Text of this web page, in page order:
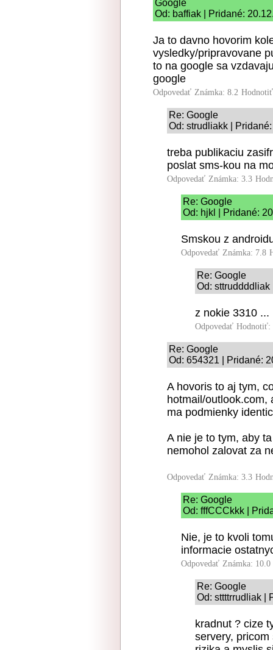
Google
Od: baffiak | Pridané:
Ja to davno hovorim
vysledky/pripravovane
to na google sa
google
Odpovedať Známka: 8.2
Re: Google
Od: strudliakk |
treba publikaciu
poslat sms-kou na
Odpovedať Známka: 3.3
Re: Google
Od: hjkl | Pridané:
Smskou z
Odpovedať Známka: 7.8
Re: Google
Od:
z nokie 3310 ...
Odpovedať Hodnotiť:
Re: Google
Od: 654321 | Pridané:
A hovoris to aj tym,
hotmail/outlook.com,
ma podmienky
A nie je to tym, aby
nemohol zalovat za
Odpovedať Známka: 3.3
Re: Google
Od: fffCCCkkk |
Nie, je to kvoli
informacie
Odpovedať Známka: 10.0
Re: Google
Od: sttttrrudliak |
kradnut ? cize
servery,